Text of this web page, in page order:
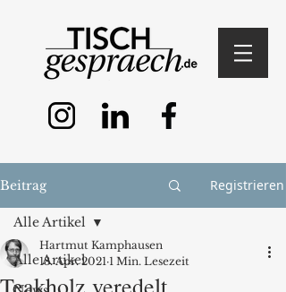
Beitrag Registrieren
Alle Artikel
Alle Artikel
Teakholz veredelt
Hartmut Kamphausen
18. Apr. 2021 1 Min. Lesezeit